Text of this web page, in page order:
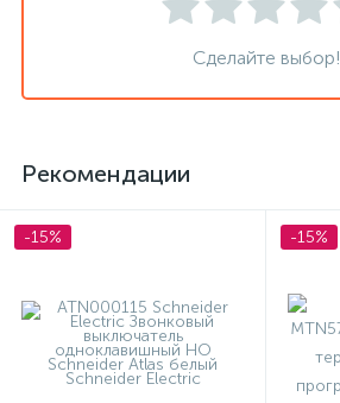
Сделайте выбор!
Рекомендации
-15% -15%